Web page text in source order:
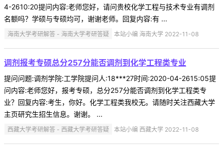
4-2610:20提问内容:老师您好，请问贵校化学工程与技术专业有调剂
名额吗？学硕与专硕均可，谢谢老师。回复内容:有 ...
海南大学考研解答 - 海南大学考研答疑 本站小编 海南大学 2022-11-08
调剂报考专硕总分257分能否调剂到化学工程类专业
提问问题:调剂学院:工学院提问人:18***27时间:2020-04-2615:05提
问内容:老师您好，报考专硕，总分257分能否调剂到化学工程类专
业？回复内容:考生，你好。化学工程类我校无。请随时关注西藏大学
主页研究生招生信息。谢谢。 ...
西藏大学考研解答 - 西藏大学考研答疑 本站小编 西藏大学 2022-11-08